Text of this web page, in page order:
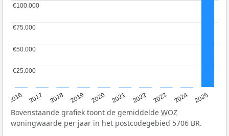
2016 2017 2018 2019 2020 2021 2022 2023 2024 2025
€25.000
€25.000
€50.000
€50.000
€75.000
€75.000
€100.000
€100.000
Bovenstaande grafiek toont de gemiddelde WOZ
woningwaarde per jaar in het postcodegebied 5706 BR.